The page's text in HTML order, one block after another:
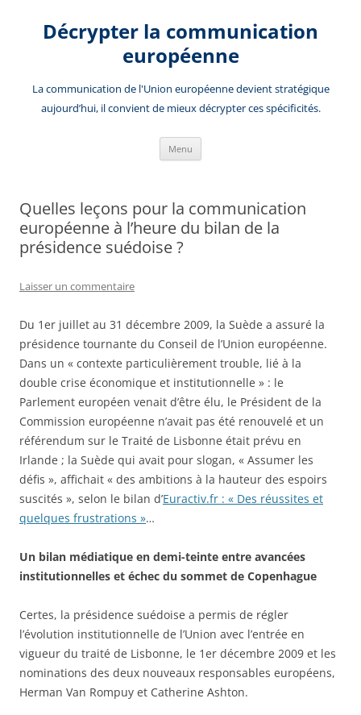
contenuDécrypter la communication
européenne
La communication de l'Union européenne devient stratégique
aujourd’hui, il convient de mieux décrypter ces spécificités.
Menu
Quelles leçons pour la communication
européenne à l’heure du bilan de la
présidence suédoise ?
Laisser un commentaire
Du 1er juillet au 31 décembre 2009, la Suède a assuré la
présidence tournante du Conseil de l’Union européenne.
Dans un « contexte particulièrement trouble, lié à la
double crise économique et institutionnelle » : le
Parlement européen venait d’être élu, le Président de la
Commission européenne n’avait pas été renouvelé et un
référendum sur le Traité de Lisbonne était prévu en
Irlande ; la Suède qui avait pour slogan, « Assumer les
défis », affichait « des ambitions à la hauteur des espoirs
suscités », selon le bilan d’Euractiv.fr : « Des réussites et
quelques frustrations »…
Un bilan médiatique en demi-teinte entre avancées
institutionnelles et échec du sommet de Copenhague
Certes, la présidence suédoise a permis de régler
l’évolution institutionnelle de l’Union avec l’entrée en
vigueur du traité de Lisbonne, le 1er décembre 2009 et les
nominations des deux nouveaux responsables européens,
Herman Van Rompuy et Catherine Ashton.